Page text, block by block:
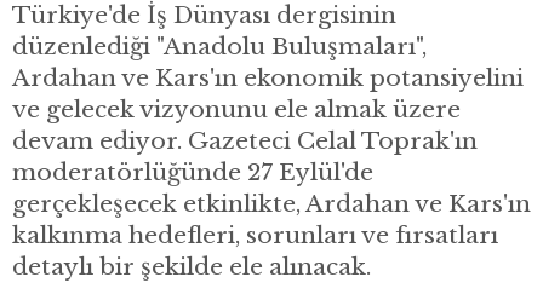
Türkiye'de İş Dünyası dergisinin
düzenlediği "Anadolu Buluşmaları",
Ardahan ve Kars'ın ekonomik potansiyelini
ve gelecek vizyonunu ele almak üzere
devam ediyor. Gazeteci Celal Toprak'ın
moderatörlüğünde 27 Eylül'de
gerçekleşecek etkinlikte, Ardahan ve Kars'ın
kalkınma hedefleri, sorunları ve fırsatları
detaylı bir şekilde ele alınacak.